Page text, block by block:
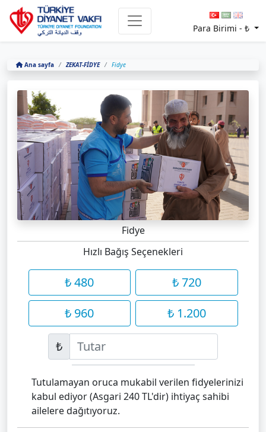
Para Birimi -₺
Ana sayfa ZEKAT-FİDYE Fidye
Fidye
Hızlı Bağış Seçenekleri
₺ 480
₺ 720
₺ 960
₺ 1.200
₺
Tutulamayan oruca mukabil verilen fidyelerinizi
kabul ediyor (Asgari 240 TL'dir) ihtiyaç sahibi
ailelere dağıtıyoruz.